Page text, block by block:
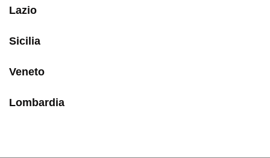
Lazio
Sicilia
Veneto
Lombardia